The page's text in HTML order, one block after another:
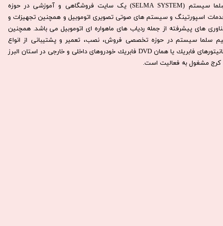
سِلما سيستم (SELMA SYSTEM) یک سایت فروشگاهی و آموزشی در حوزه
اسپورتینگ و سیستم های صوتی تصویری اتوموبیل و همچنین تجهیزات و
های پیشرفته از جمله ردیاب های ماهواره ای اتوموبیل می باشد. همچنين
سلما سيستم در حوزه تخصصی فروش، نصب، تعمير و پشتيبانی از انواع
مانيتورهای فابريك يا همان DVD فابريك خودروهای داخلی و خارجی در استان البرز
كرج مشغول به فعاليت است.​​​​​​​